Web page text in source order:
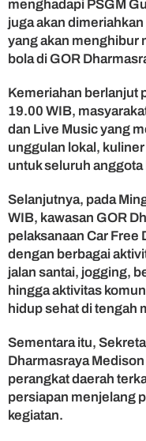
a
y
a
menghadapi PSGM
juga akan
yang akan menghibur
bola di GOR
Kemeriahan berlanjut
19.00 WIB,
dan Live Music yang
unggulan lokal,
untuk seluruh anggota
Selanjutnya, pada
WIB, kawasan GOR
pelaksanaan Car Free
dengan berbagai
jalan santai, jogging,
hingga aktivitas
hidup sehat di tengah
Sementara itu,
Dharmasraya
perangkat daerah
persiapan menjelang
kegiatan.